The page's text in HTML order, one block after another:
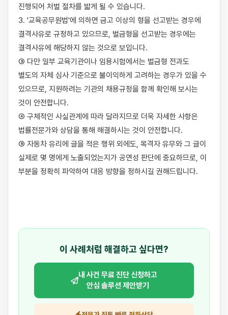
진행되어 처벌 절차를 밟게 될 수 있습니다.
3. '교육공무원법'에 의하면 금고 이상의 형을 선고받는 경우에
결격사유로 규정하고 있으므로, 벌금형을 선고받는 경우에는
결격사유에 해당하지 않는 것으로 보입니다.
③ 다만 일부 교육기관이나 임용시험에서는 벌금형 전과도
별도의 자체 심사 기준으로 불이익하게 고려하는 경우가 있을 수
있으므로, 지원하려는 기관의 채용규정을 함께 확인해 보시는
것이 안전합니다.
④ 구체적인 사실관계에 따라 달라지므로 더욱 자세한 사항은
법률전문가와 상담을 통해 해결하시는 것이 안전합니다.
⑤ 자동차 유리에 글을 적은 행위 외에도, 목격자 유무와 그 글이
실제로 몇 명에게 노출되었는지가 공연성 판단에 중요하므로, 이
부분을 정확히 파악하여 대응 방향을 정하시길 권해드립니다.
이 사례처럼 해결하고 싶다면?
내 사건 무료 진단 신청하고
안심 솔루션 제안받기